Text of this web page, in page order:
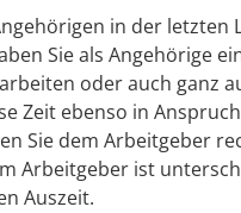
in der letzten
Sie als Angehörige
oder auch ganz
Zeit ebenso in
Sie dem Arbeitgeber
Arbeitgeber ist
Auszeit.